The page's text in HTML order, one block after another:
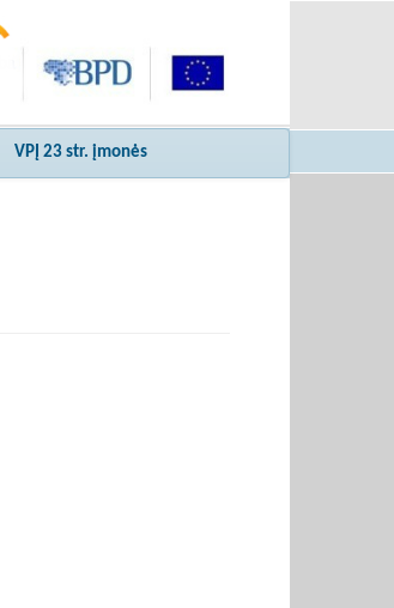
VPĮ 23 str. įmonės